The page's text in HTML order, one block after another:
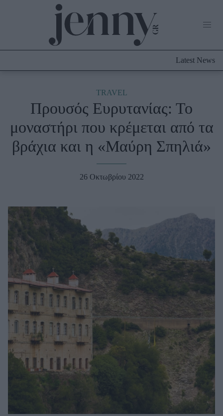
Culture
Fashion
Shopping
Styling Tips
Fashion News
Beauty - Ομορφιά
Skincare
Μαλλιά - Νύχια
Μακιγιάζ
Beauty News
Well being
Ψυχολογία
Υγεία + Διατροφή
Σχέσεις & Σεξ
Woman Power
Latest News
TRAVEL
Προυσός Ευρυτανίας: Το
μοναστήρι που κρέμεται από τα
βράχια και η «Μαύρη Σπηλιά»
26 Οκτωβρίου 2022